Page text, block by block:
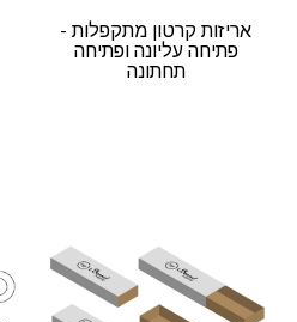
אריזות קרטון מתקפלות -
פתיחה עליונה ופתיחה
תחתונה